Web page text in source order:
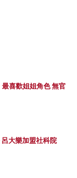
喜歡姐姐角色 無官
大樂加盟社科院